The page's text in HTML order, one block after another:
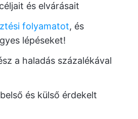
és elvárásait
folyamatot, és
lépéseket!
a haladás százalékával
és külső érdekelt